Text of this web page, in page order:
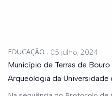
EDUCAÇÃO 05 julho, 2024
Município de Terras de
Arqueologia da Universidade